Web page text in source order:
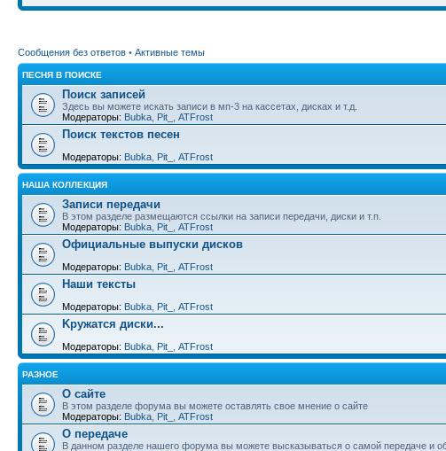
Сообщения без ответов • Активные темы
ПЕСНЯ В ПОИСКЕ
Поиск записей
Здесь вы можете искать записи в мп-3 на кассетах, дисках и т.д.
Модераторы: Bubka Pit_ ATFrost
Поиск текстов песен
Модераторы: Bubka Pit_ ATFrost
НАША КОЛЛЕКЦИЯ
Записи передачи
В этом разделе размещаются ссылки на записи передачи, диски и т.п.
Модераторы: Bubka Pit_ ATFrost
Официальные выпуски дисков
Модераторы: Bubka Pit_ ATFrost
Наши тексты
Модераторы: Bubka Pit_ ATFrost
Kружатся диски...
Модераторы: Bubka Pit_ ATFrost
РАЗНОЕ
О сайте
В этом разделе форума вы можете оставлять свое мнение о сайте
Модераторы: Bubka Pit_ ATFrost
О передаче
В данном разделе нашего форума вы можете высказываться о самой передаче и